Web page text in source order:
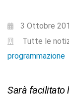
3 Ottobre
Tutte le
programmazione
Sarà facilitato